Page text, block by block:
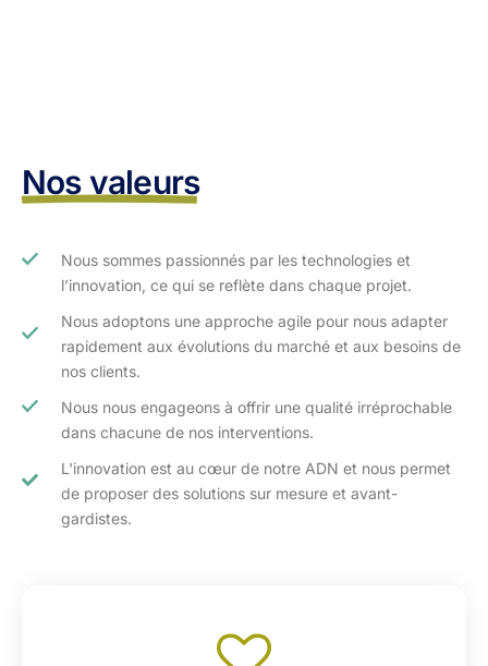
Nos valeurs
Nous sommes passionnés par les technologies et
l’innovation, ce qui se reflète dans chaque projet.
Nous adoptons une approche agile pour nous adapter
rapidement aux évolutions du marché et aux besoins de
nos clients.​
Nous nous engageons à offrir une qualité irréprochable
dans chacune de nos interventions.
L'innovation est au cœur de notre ADN et nous permet
de proposer des solutions sur mesure et avant-
gardistes.